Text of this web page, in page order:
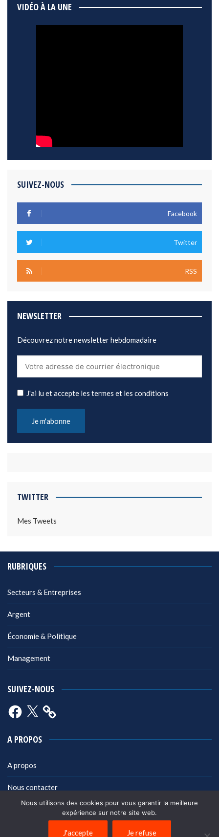
VIDÉO À LA UNE
SUIVEZ-NOUS
Facebook
Twitter
RSS
NEWSLETTER
Découvrez notre newsletter hebdomadaire
J'ai lu et accepte les termes et les conditions
TWITTER
Mes Tweets
RUBRIQUES
Secteurs & Entreprises
Argent
Économie & Politique
Management
SUIVEZ-NOUS
Facebook
X
A PROPOS
A propos
Nous contacter
Politique de confidentialité
Nous utilisons des cookies pour vous garantir la meilleure
expérience sur notre site web.
J'accepte Je refuse